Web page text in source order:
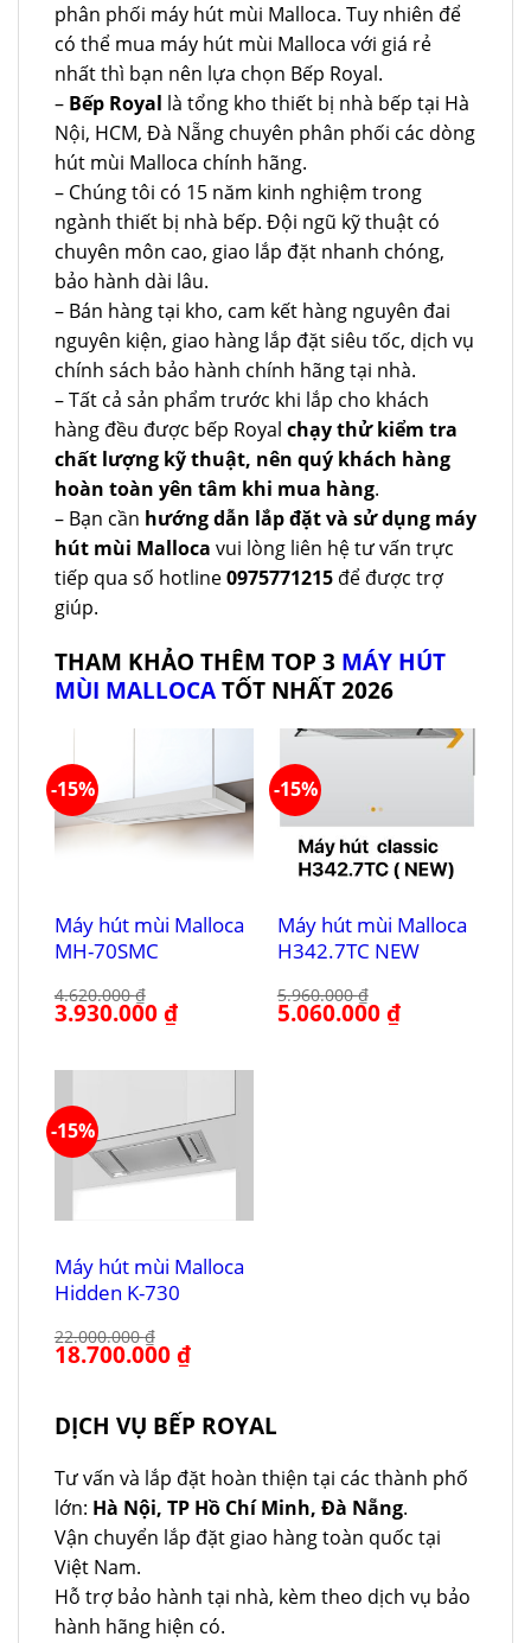
phân phối máy hút mùi Malloca. Tuy nhiên để
có thể mua máy hút mùi Malloca với giá rẻ
nhất thì bạn nên lựa chọn Bếp Royal.
– Bếp Royal là tổng kho thiết bị nhà bếp tại Hà
Nội, HCM, Đà Nẵng chuyên phân phối các dòng
hút mùi Malloca chính hãng.
– Chúng tôi có 15 năm kinh nghiệm trong
ngành thiết bị nhà bếp. Đội ngũ kỹ thuật có
chuyên môn cao, giao lắp đặt nhanh chóng,
bảo hành dài lâu.
– Bán hàng tại kho, cam kết hàng nguyên đai
nguyên kiện, giao hàng lắp đặt siêu tốc, dịch vụ
chính sách bảo hành chính hãng tại nhà.
– Tất cả sản phẩm trước khi lắp cho khách
hàng đều được bếp Royal chạy thử kiểm tra
chất lượng kỹ thuật, nên quý khách hàng
hoàn toàn yên tâm khi mua hàng.
– Bạn cần hướng dẫn lắp đặt và sử dụng máy
hút mùi Malloca vui lòng liên hệ tư vấn trực
tiếp qua số hotline0975771215 để được trợ
giúp.
THAM KHẢO THÊM TOP 3 MÁY HÚT
MÙI MALLOCATỐT NHẤT 2026
-15%
Máy hút mùi Malloca
MH-70SMC
4.620.000₫
Giá
gốc
3.930.000₫Giá
hiện
3.930.000 ₫.
-15%
Máy hút mùi Malloca
H342.7TC NEW
5.960.000₫
Giá
gốc
5.060.000₫Giá
hiện
-15%
Máy hút mùi Malloca
Hidden K-730
22.000.000₫
Giá
gốc
18.700.000₫Giá
hiện
18.700.000 ₫.
DỊCH VỤ BẾP ROYAL
Tư vấn và lắp đặt hoàn thiện tại các thành phố
lớn: Hà Nội, TP Hồ Chí Minh, Đà Nẵng.
Vận chuyển lắp đặt giao hàng toàn quốc tại
Việt Nam.
Hỗ trợ bảo hành tại nhà, kèm theo dịch vụ bảo
hành hãng hiện có.